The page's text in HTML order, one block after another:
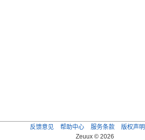
反馈意见 帮助中心 服务条款 版权声明
Zeuux © 2026